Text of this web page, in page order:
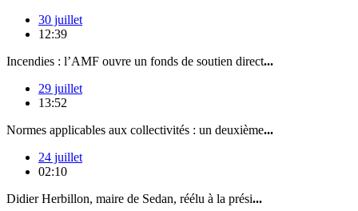
30 juillet
12:39
Incendies : l’AMF ouvre un fonds de soutien direct...
29 juillet
13:52
Normes applicables aux collectivités : un deuxième...
24 juillet
02:10
Didier Herbillon, maire de Sedan, réélu à la prési...